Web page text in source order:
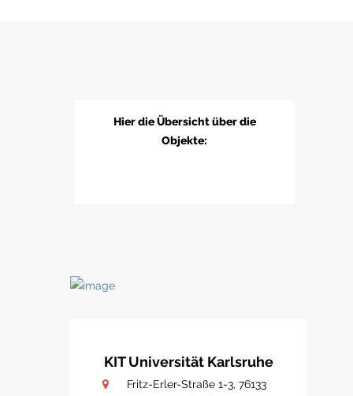
Hier die Übersicht über die
Objekte:
KIT Universität Karlsruhe
Fritz-Erler-Straße 1-3, 76133